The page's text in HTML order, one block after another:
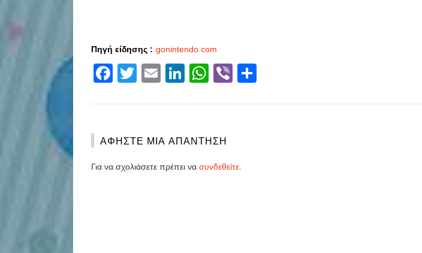
Πηγή είδησης : gonintendo.com
Facebook
Twitter
EmailLinkedIn
WhatsApp
Viber
ΑΦΉΣΤΕ ΜΙΑ ΑΠΆΝΤΗΣΗ
Για να σχολιάσετε πρέπει να συνδεθείτε